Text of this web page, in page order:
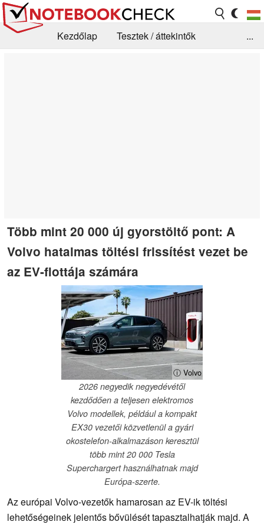
Kezdőlap
Tesztek / áttekintők
...
Több mint 20 000 új gyorstöltő pont: A
Volvo hatalmas töltési frissítést vezet be
az EV-flottája számára
ⓘ Volvo
2026 negyedik negyedévétől
kezdődően a teljesen elektromos
Volvo modellek, például a kompakt
EX30 vezetői közvetlenül a gyári
okostelefon-alkalmazáson keresztül
több mint 20 000 Tesla
Superchargert használhatnak majd
Európa-szerte.
Az európai Volvo-vezetők hamarosan az EV-ik töltési
lehetőségeinek jelentős bővülését tapasztalhatják majd. A